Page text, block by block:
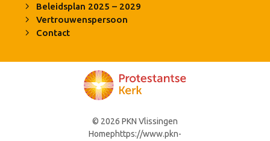
Beleidsplan 2025 – 2029
Vertrouwenspersoon
Contact
© 2026 PKN Vlissingen
Homephttps://www.pkn-